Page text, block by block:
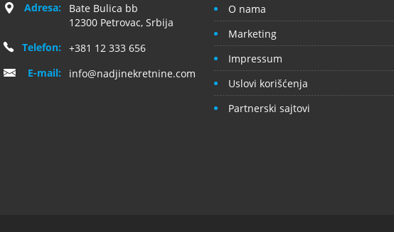
Adresa:
Bate Bulica bb
12300 Petrovac, Srbija
Telefon:
+381 12 333 656
E-mail:
info@nadjinekretnine.com
O nama
Marketing
Impressum
Uslovi korišćenja
Partnerski sajtovi